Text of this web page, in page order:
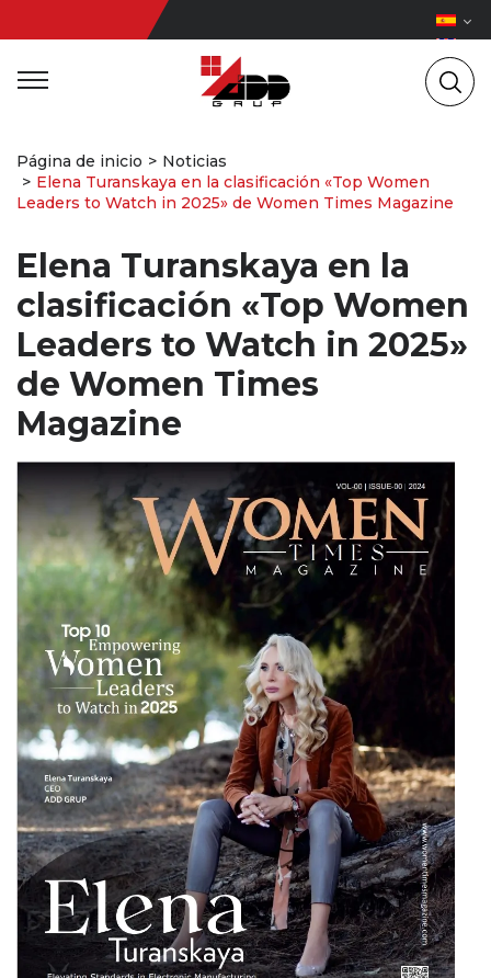
Página de inicio
Noticias
Elena Turanskaya en la clasificación «Top Women
Leaders to Watch in 2025» de Women Times Magazine
Elena Turanskaya en la
clasificación «Top Women
Leaders to Watch in 2025»
de Women Times
Magazine